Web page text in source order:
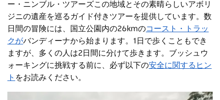
ー・ニンブル・ツアーズこの地域とその素晴らしいアボリ
ジニの遺産を巡るガイド付きツアーを提供しています。数
日間の冒険には、国立公園内の26kmのコースト・トラッ
クがバンディーナから始まります。1日で歩くこともでき
ますが、多くの人は2日間に分けて歩きます。ブッシュウ
ォーキングに挑戦する前に、必ず以下の安全に関するヒン
ト をお読みください。